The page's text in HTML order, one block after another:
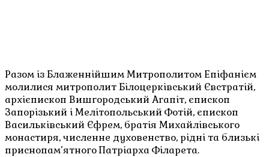
Разом із Блаженнійшим Митрополитом Епіфанієм
молилися митрополит Білоцерківський Євстратій,
архієпископ Вишгородський Агапіт, єпископ
Запорізький і Мелітопольський Фотій, єпископ
Васильківський Єфрем, братія Михайлівського
монастиря, численне духовенство, рідні та близькі
приснопам’ятного Патріарха Філарета.